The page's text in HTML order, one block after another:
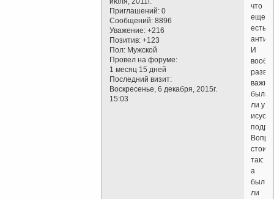
Приглашений: 0
Сообщений: 8896
Уважение: +216
Позитив: +123
Пол: Мужской
Провел на форуме:
1 месяц 15 дней
Последний визит:
Воскресенье, 6 декабря, 2015г.
15:03
что
еще
есть
И
разве
важно
была
ли у
стоит
так:
а
был
ли